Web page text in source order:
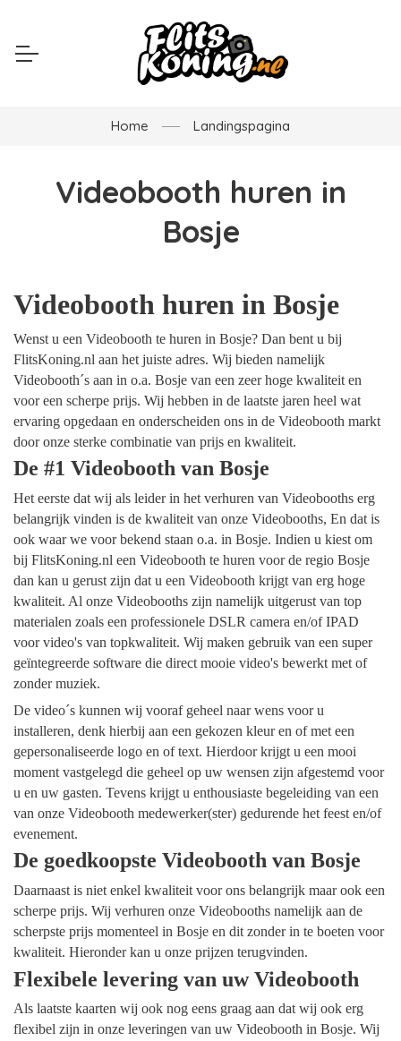
Home Landingspagina
Videobooth huren in
Bosje
Videobooth huren in Bosje
Wenst u een Videobooth te huren in Bosje? Dan bent u bij
FlitsKoning.nl aan het juiste adres. Wij bieden namelijk
Videobooth´s aan in o.a. Bosje van een zeer hoge kwaliteit en
voor een scherpe prijs. Wij hebben in de laatste jaren heel wat
ervaring opgedaan en onderscheiden ons in de Videobooth markt
door onze sterke combinatie van prijs en kwaliteit.
De #1 Videobooth van Bosje
Het eerste dat wij als leider in het verhuren van Videobooths erg
belangrijk vinden is de kwaliteit van onze Videobooths, En dat is
ook waar we voor bekend staan o.a. in Bosje. Indien u kiest om
bij FlitsKoning.nl een Videobooth te huren voor de regio Bosje
dan kan u gerust zijn dat u een Videobooth krijgt van erg hoge
kwaliteit. Al onze Videobooths zijn namelijk uitgerust van top
materialen zoals een professionele DSLR camera en/of IPAD
voor video's van topkwaliteit. Wij maken gebruik van een super
geïntegreerde software die direct mooie video's bewerkt met of
zonder muziek.
De video´s kunnen wij vooraf geheel naar wens voor u
installeren, denk hierbij aan een gekozen kleur en of met een
gepersonaliseerde logo en of text. Hierdoor krijgt u een mooi
moment vastgelegd die geheel op uw wensen zijn afgestemd voor
u en uw gasten. Tevens krijgt u enthousiaste begeleiding van een
van onze Videobooth medewerker(ster) gedurende het feest en/of
evenement.
De goedkoopste Videobooth van Bosje
Daarnaast is niet enkel kwaliteit voor ons belangrijk maar ook een
scherpe prijs. Wij verhuren onze Videobooths namelijk aan de
scherpste prijs momenteel in Bosje en dit zonder in te boeten voor
kwaliteit. Hieronder kan u onze prijzen terugvinden.
Flexibele levering van uw Videobooth
Als laatste kaarten wij ook nog eens graag aan dat wij ook erg
flexibel zijn in onze leveringen van uw Videobooth in Bosje. Wij